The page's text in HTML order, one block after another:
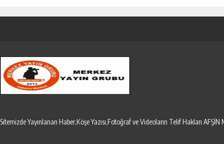
Sitemizde Yayınlanan Haber,Köşe Yazısı,Fotoğraf ve Videoların Telif Hakları